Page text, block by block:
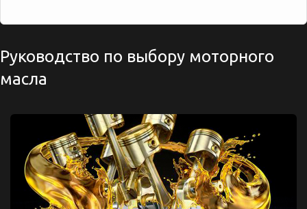
Руководство по выбору моторного
масла